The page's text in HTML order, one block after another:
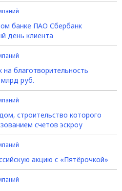
банке ПАО Сбербанк
день клиента
благотворительность
руб.
строительство которого
счетов эскроу
акцию с «Пятёрочкой»